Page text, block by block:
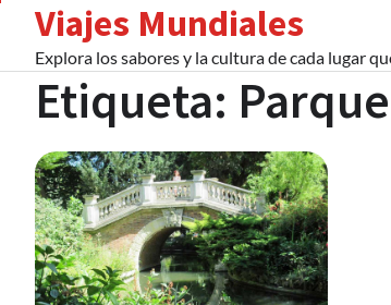
content
Viajes Mundiales
Explora los sabores y la cultura de cada lugar
Etiqueta: